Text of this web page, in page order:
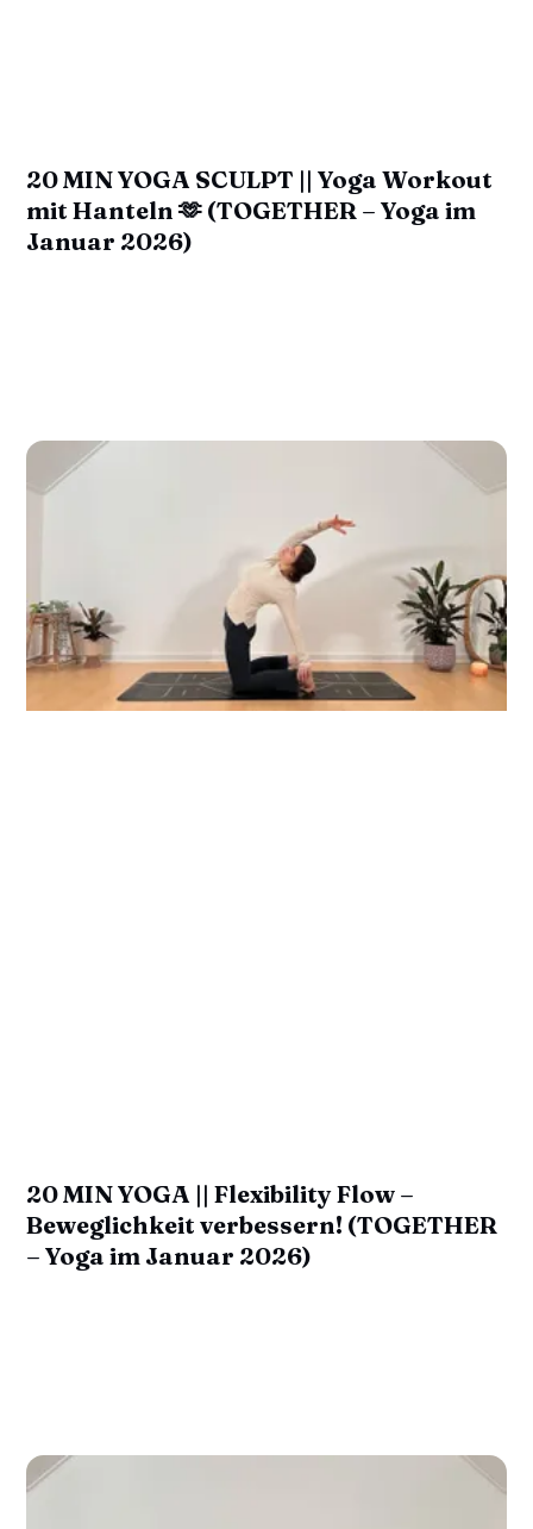
20 MIN YOGA SCULPT || Yoga Workout
mit Hanteln 🫶 (TOGETHER – Yoga im
Januar 2026)
20 MIN YOGA || Flexibility Flow –
Beweglichkeit verbessern! (TOGETHER
– Yoga im Januar 2026)